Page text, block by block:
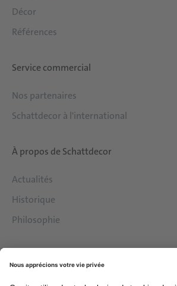
Décor
Références
Service commercial
Nos partenaires
Schattdecor à l'international
À propos de Schattdecor
Actualités
Historique
Philosophie
Downloads